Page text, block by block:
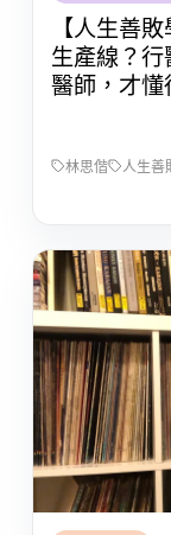
【人生善
生產線？行
醫師，才懂
林思偕 人生善